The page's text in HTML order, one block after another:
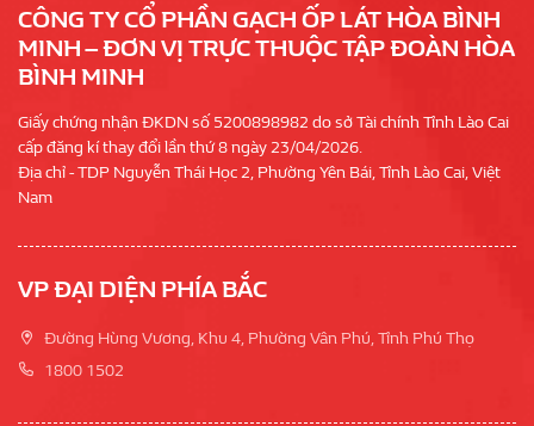
CÔNG TY CỔ PHẦN GẠCH ỐP LÁT HÒA BÌNH
MINH – ĐƠN VỊ TRỰC THUỘC TẬP ĐOÀN HÒA
BÌNH MINH
Giấy chứng nhận ĐKDN số 5200898982 do sở Tài chính Tỉnh Lào Cai
cấp đăng kí thay đổi lần thứ 8 ngày 23/04/2026.
Địa chỉ - TDP Nguyễn Thái Học 2, Phường Yên Bái, Tỉnh Lào Cai, Việt
Nam
VP ĐẠI DIỆN PHÍA BẮC
Đường Hùng Vương, Khu 4, Phường Vân Phú, Tỉnh Phú Thọ
1800 1502